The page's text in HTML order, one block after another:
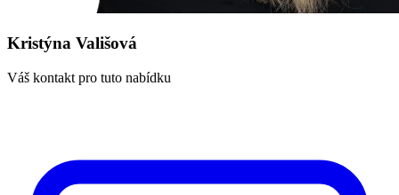
Kristýna Vališová
Váš kontakt pro tuto nabídku